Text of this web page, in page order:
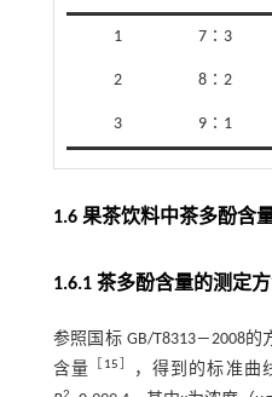
1 7∶3
2 8∶2
3 9∶1
1.6 果茶饮料中茶多酚含
1.6.1 茶多酚含量的测定
参照国标 GB/T8313―2008
含量
15 ，得到的标准曲